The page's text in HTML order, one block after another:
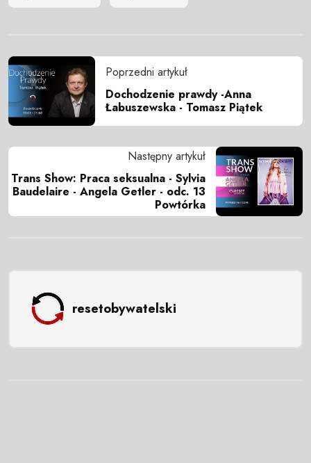
Poprzedni artykuł
Dochodzenie prawdy -Anna
Łabuszewska - Tomasz Piątek
Następny artykuł
Trans Show: Praca seksualna - Sylvia
Baudelaire - Angela Getler - odc. 13
Powtórka
resetobywatelski